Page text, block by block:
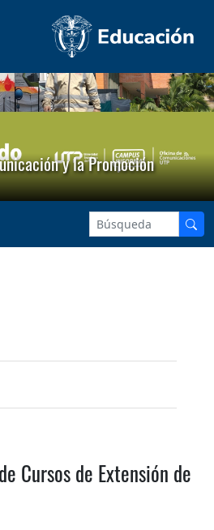
y la Promoción
Cursos de Extensión de